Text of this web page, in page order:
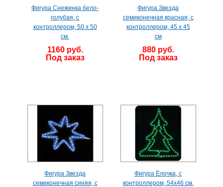
Фигура Снежинка бело-
голубая, с
контроллером, 50 x 50
см.
1160 руб.
Под заказ
Фигура Звезда
семиконечная красная, с
контроллером, 45 x 45
см
880 руб.
Под заказ
Фигура Звезда
семиконечная синяя, с
Фигура Ёлочка, с
контроллером, 54х46 см.